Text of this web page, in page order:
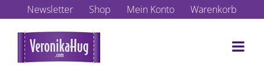
Inhalt
springen
Newsletter Shop Mein Konto Warenkorb